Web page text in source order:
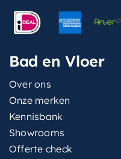
Bad en Vloer
Over ons
Onze merken
Kennisbank
Showrooms
Offerte check